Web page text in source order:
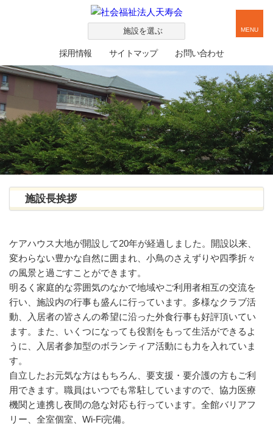
施設を選ぶ
採用情報 サイトマップ お問い合わせ
施設長挨拶
ケアハウス大地が開設して20年が経過しました。開設以来、
変わらない豊かな自然に囲まれ、小鳥のさえずりや四季折々
の風景と過ごすことができます。
明るく家庭的な雰囲気のなかで地域やご利用者相互の交流を
行い、施設内の行事も盛んに行っています。多様なクラブ活
動、入居者の皆さんの希望に沿った外食行事も好評頂いてい
ます。また、いくつになっても役割をもって生活ができるよ
うに、入居者参加型のボランティア活動にも力を入れていま
す。
自立したお元気な方はもちろん、要支援・要介護の方もご利
用できます。職員はいつでも常駐していますので、協力医療
機関と連携し夜間の急な対応も行っています。全館バリアフ
リー、全室個室、Wi-Fi完備。
MENU